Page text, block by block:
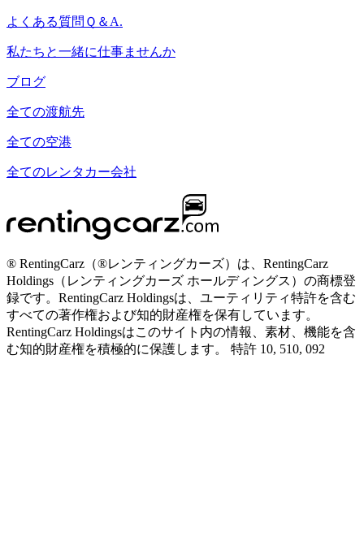
よくある質問Ｑ＆A.
私たちと一緒に仕事ませんか
ブログ
全ての渡航先
全ての空港
全てのレンタカー会社
® RentingCarz（®レンティングカーズ）は、RentingCarz
Holdings（レンティングカーズ ホールディングス）の商標登
録です。RentingCarz Holdingsは、ユーティリティ特許を含む
すべての著作権および知的財産権を保有しています。
RentingCarz Holdingsはこのサイト内の情報、素材、機能を含
む知的財産権を積極的に保護します。 特許 10, 510, 092